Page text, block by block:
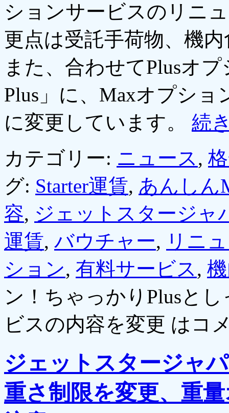
ションサービスのリニ
更点は受託手荷物、機
また、合わせてPlusオ
Plus」に、Maxオプシ
に変更しています。 続
カテゴリー: ニュース,
グ: Starter運賃, あんしん
容, ジェットスタージャ
運賃, バウチャー, リニ
ション, 有料サービス,
ン！ちゃっかりPlusと
ビスの内容を変更 は コ
ジェットスタージャ
重さ制限を変更、重